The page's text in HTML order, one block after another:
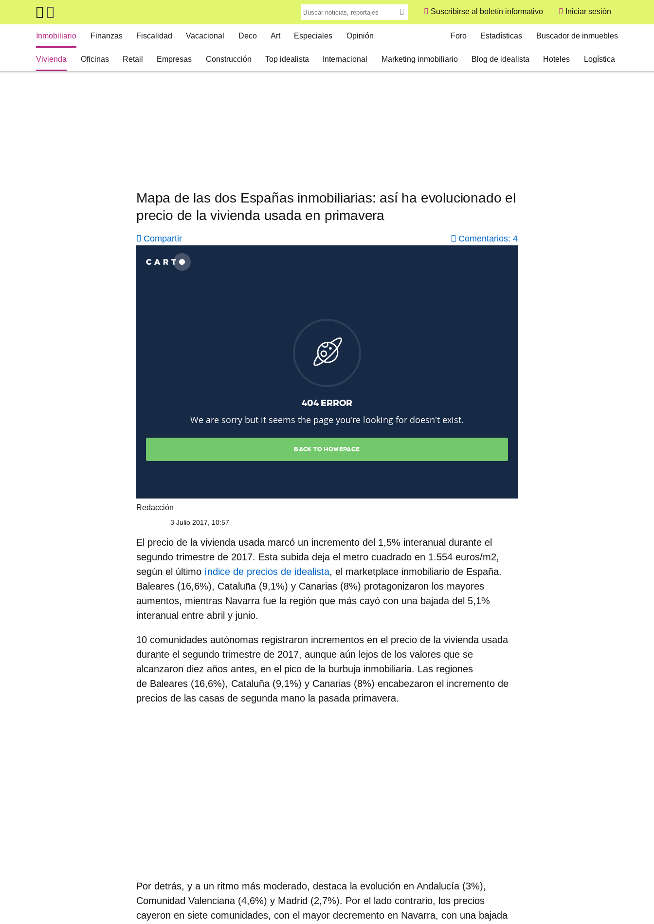
Skip to main content
Suscribirse al boletín informativo
User
Iniciar sesión
Inmobiliario
Vivienda Oficinas Retail Empresas Construcción Top idealista Internacional Marketing inmobiliario Blog de idealista Hoteles Logística
Finanzas Fiscalidad Vacacional Deco Art Especiales Opinión Foro Estadísticas Buscador de inmuebles
Mapa de las dos Españas inmobiliarias: así ha evolucionado el
precio de la vivienda usada en primavera
Compartir Comentarios: 4
Redacción
3 Julio 2017, 10:57
El precio de la vivienda usada marcó un incremento del 1,5% interanual durante el
segundo trimestre de 2017. Esta subida deja el metro cuadrado en 1.554 euros/m2,
según el último índice de precios de idealista, el marketplace inmobiliario de España.
Baleares (16,6%), Cataluña (9,1%) y Canarias (8%) protagonizaron los mayores
aumentos, mientras Navarra fue la región que más cayó con una bajada del 5,1%
interanual entre abril y junio.
10 comunidades autónomas registraron incrementos en el precio de la vivienda usada
durante el segundo trimestre de 2017, aunque aún lejos de los valores que se
alcanzaron diez años antes, en el pico de la burbuja inmobiliaria. Las regiones
de Baleares (16,6%), Cataluña (9,1%) y Canarias (8%) encabezaron el incremento de
precios de las casas de segunda mano la pasada primavera.
Por detrás, y a un ritmo más moderado, destaca la evolución en Andalucía (3%),
Comunidad Valenciana (4,6%) y Madrid (2,7%). Por el lado contrario, los precios
cayeron en siete comunidades, con el mayor decremento en Navarra, con una bajada